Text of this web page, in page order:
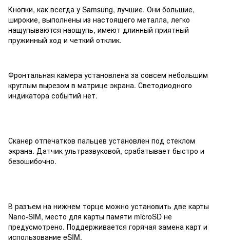
Кнопки, как всегда у Samsung, лучшие. Они большие,
широкие, выполнены из настоящего металла, легко
нащупываются наощупь, имеют длинный приятный
пружинный ход и четкий отклик.
Фронтальная камера установлена за совсем небольшим
круглым вырезом в матрице экрана. Светодиодного
индикатора событий нет.
Сканер отпечатков пальцев установлен под стеклом
экрана. Датчик ультразвуковой, срабатывает быстро и
безошибочно.
В разъем на нижнем торце можно установить две карты
Nano-SIM, место для карты памяти microSD не
предусмотрено. Поддерживается горячая замена карт и
использование eSIM.